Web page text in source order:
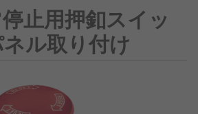
止用押釦スイッ
ル取り付け